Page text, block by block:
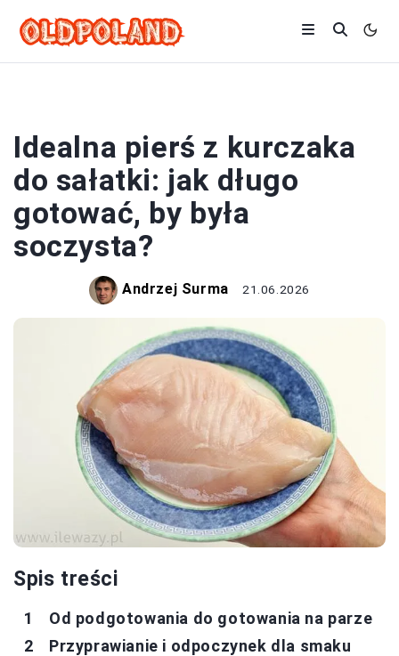
Idealna pierś z kurczaka
do sałatki: jak długo
gotować, by była
soczysta?
Andrzej Surma 21.06.2026
Spis treści
Od podgotowania do gotowania na parze
Przyprawianie i odpoczynek dla smaku